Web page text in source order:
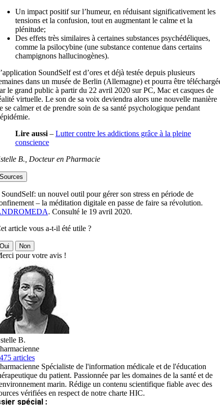
Un impact positif sur l’humeur, en réduisant significativement les
tensions et la confusion, tout en augmentant le calme et la
plénitude;
Des effets très similaires à certaines substances psychédéliques,
comme la psilocybine (une substance contenue dans certains
champignons hallucinogènes).
SoundSelf est d’ores et déjà testée depuis plusieurs
dans un musée de Berlin (Allemagne) et pourra être
le grand public à partir du 22 avril 2020 sur PC, Mac et casques de
virtuelle. Le son de sa voix deviendra alors une nouvelle manière
se calmer et de prendre soin de sa santé psychologique pendant
Lire aussi– Lutter contre les addictions grâce à la pleine
conscience
B., Docteur en Pharmacie
un nouvel outil pour gérer son stress en période de
– la méditation digitale en passe de faire sa révolution.
. Consulté le 19 avril 2020.
article vous a-t-il été utile ?
Non
pour votre avis !
B.
articles
Spécialiste de l'information médicale et de l'éducation
du patient. Passionnée par les domaines de la santé et de
marin. Rédige un contenu scientifique fiable avec des
vérifiées en respect de notre charte HIC.
spécial :